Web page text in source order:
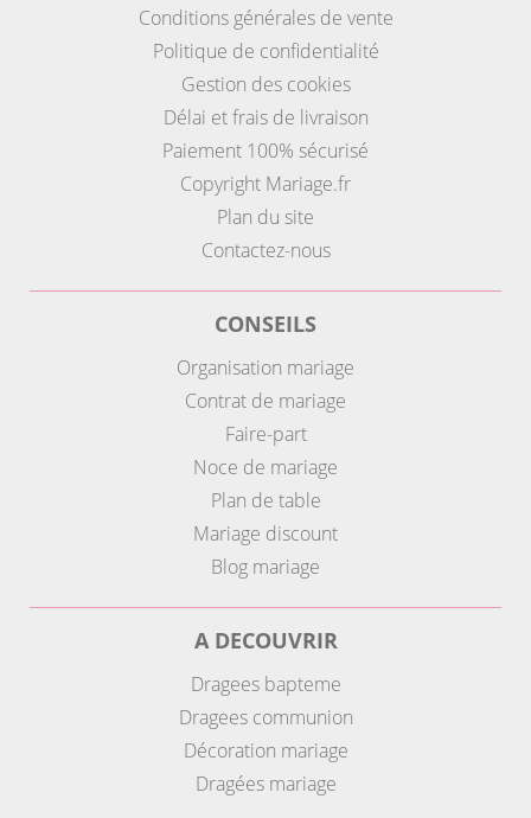
Conditions générales de vente
Politique de confidentialité
Gestion des cookies
Délai et frais de livraison
Paiement 100% sécurisé
Copyright Mariage.fr
Plan du site
Contactez-nous
CONSEILS
Organisation mariage
Contrat de mariage
Faire-part
Noce de mariage
Plan de table
Mariage discount
Blog mariage
A DECOUVRIR
Dragees bapteme
Dragees communion
Décoration mariage
Dragées mariage